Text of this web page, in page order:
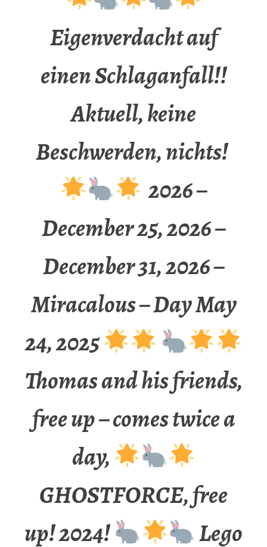
Eigenverdacht auf
einen Schlaganfall!!
Aktuell, keine
Beschwerden, nichts!
2026 –
December 25, 2026 –
December 31, 2026 –
Miracalous – Day May
24, 2025
Thomas and his friends,
free up – comes twice a
day,
GHOSTFORCE, free
up! 2024!
Lego